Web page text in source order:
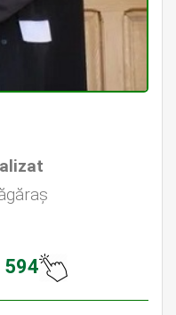
594